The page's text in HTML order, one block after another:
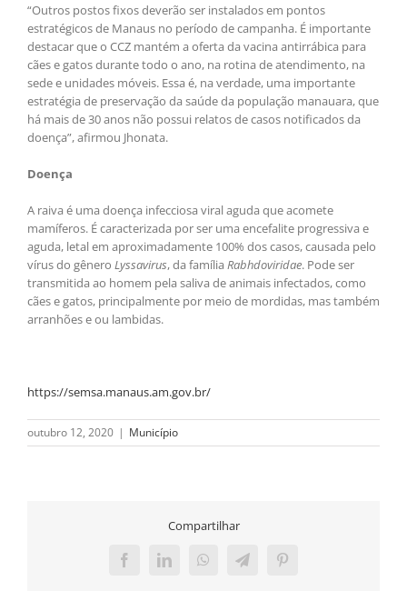
“Outros postos fixos deverão ser instalados em pontos
estratégicos de Manaus no período de campanha. É importante
destacar que o CCZ mantém a oferta da vacina antirrábica para
cães e gatos durante todo o ano, na rotina de atendimento, na
sede e unidades móveis. Essa é, na verdade, uma importante
estratégia de preservação da saúde da população manauara, que
há mais de 30 anos não possui relatos de casos notificados da
doença”, afirmou Jhonata.
Doença
A raiva é uma doença infecciosa viral aguda que acomete
mamíferos. É caracterizada por ser uma encefalite progressiva e
aguda, letal em aproximadamente 100% dos casos, causada pelo
vírus do gênero Lyssavirus, da família Rabhdoviridae. Pode ser
transmitida ao homem pela saliva de animais infectados, como
cães e gatos, principalmente por meio de mordidas, mas também
arranhões e ou lambidas.
https://semsa.manaus.am.gov.br/
outubro 12, 2020 | Município
Compartilhar
FacebookLinkedInWhatsAppTelegramPinterest